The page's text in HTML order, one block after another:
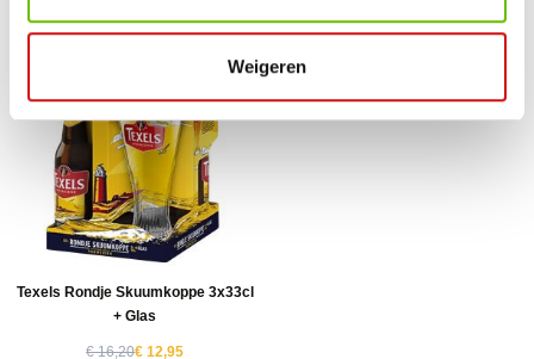
Weigeren
Texels Rondje Skuumkoppe 3x33cl
+ Glas
€ 16,20€ 12,95